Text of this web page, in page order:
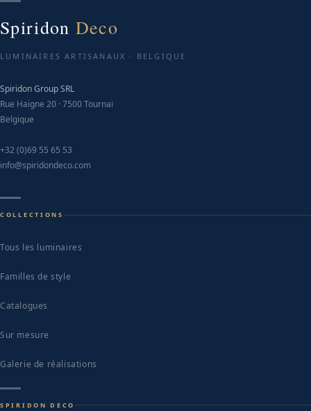
Spiridon Deco
LUMINAIRES ARTISANAUX · BELGIQUE
Spiridon Group SRL
Rue Haigne 20 · 7500 Tournai
Belgique
+32 (0)69 55 65 53
info@spiridondeco.com
COLLECTIONS
Tous les luminaires
Familles de style
Catalogues
Sur mesure
Galerie de réalisations
SPIRIDON DECO